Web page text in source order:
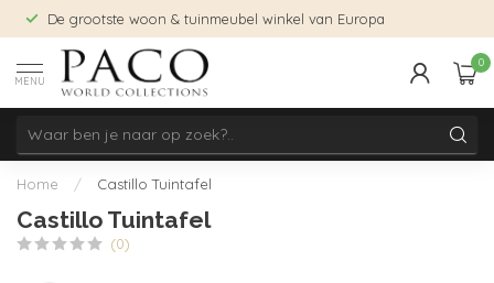
De grootste woon & tuinmeubel winkel van Europa
MENU
0
Home / Castillo Tuintafel
Castillo Tuintafel
(0)